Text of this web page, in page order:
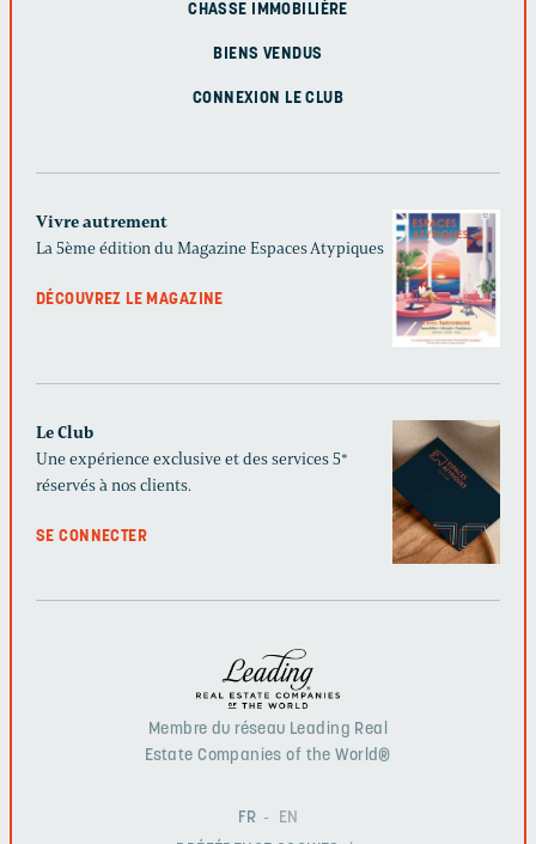
CHASSE IMMOBILIÈRE
BIENS VENDUS
CONNEXION LE CLUB
Vivre autrement
La 5ème édition du Magazine Espaces Atypiques
DÉCOUVREZ LE MAGAZINE
Le Club
Une expérience exclusive et des services 5*
réservés à nos clients.
SE CONNECTER
Membre du réseau Leading Real
Estate Companies of the World®
FR
EN